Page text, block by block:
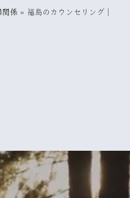
関係 » 福島のカウンセリング｜